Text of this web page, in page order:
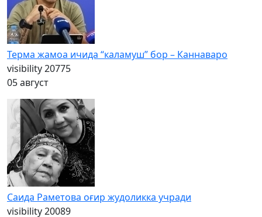
Терма жамоа ичида “каламуш” бор – Каннаваро
visibility20775
05 август
Саида Раметова оғир жудоликка учради
visibility20089